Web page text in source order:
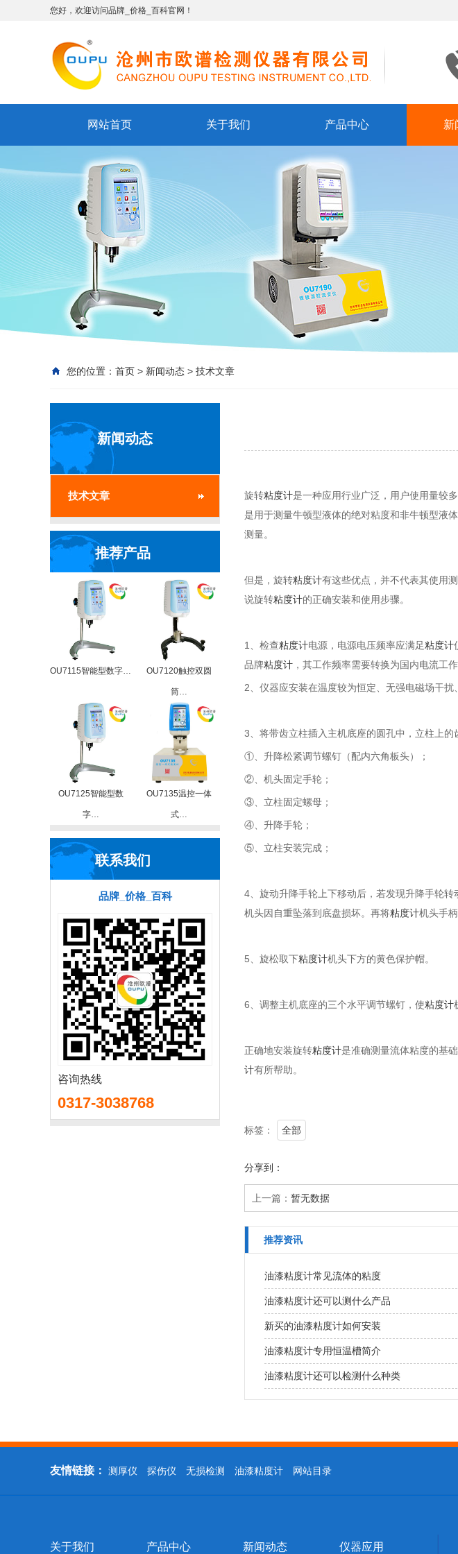
您好，欢迎访问品牌_价格_百科官网！
网站首页 关于我们 产品中心 新
您的位置： 首页 > 新闻动态 > 技术文章
新闻动态
技术文章
推荐产品
OU7115智能型数字… OU7120触控双圆
筒…
OU7125智能型数
字…
OU7135温控一体
式…
联系我们
品牌_价格_百科
咨询热线
0317-3038768
旋转粘度计是一种应用行业广泛，用户使用量较
是用于测量牛顿型液体的绝对粘度和非牛顿型液
测量。
但是，旋转粘度计有这些优点，并不代表其使用
说旋转粘度计的正确安装和使用步骤。
1、检查粘度计电源，电源电压频率应满足粘度计
品牌粘度计 ，其工作频率需要转换为国内电流工作
2、仪器应安装在温度较为恒定、无强电磁场干
3、将带齿立柱插入主机底座的圆孔中，立柱上
①、升降松紧调节螺钉（配内六角板头）；
②、机头固定手轮；
③、立柱固定螺母；
④、升降手轮；
⑤、立柱安装完成；
4、旋动升降手轮上下移动后，若发现升降手轮
机头因自重坠落到底盘损坏。再将粘度计机头手
5、旋松取下粘度计机头下方的黄色保护帽。
6、调整主机底座的三个水平调节螺钉，使粘度计
正确地安装旋转粘度计是准确测量流体粘度的基
计有所帮助。
标签： 全部
分享到：
上一篇： 暂无数据
推荐资讯
油漆粘度计常见流体的粘度
油漆粘度计还可以测什么产品
新买的油漆粘度计如何安装
油漆粘度计专用恒温槽简介
油漆粘度计还可以检测什么种类
友情链接： 测厚仪 探伤仪 无损检测 油漆粘度计 网站目录
关于我们 产品中心 新闻动态 仪器应用